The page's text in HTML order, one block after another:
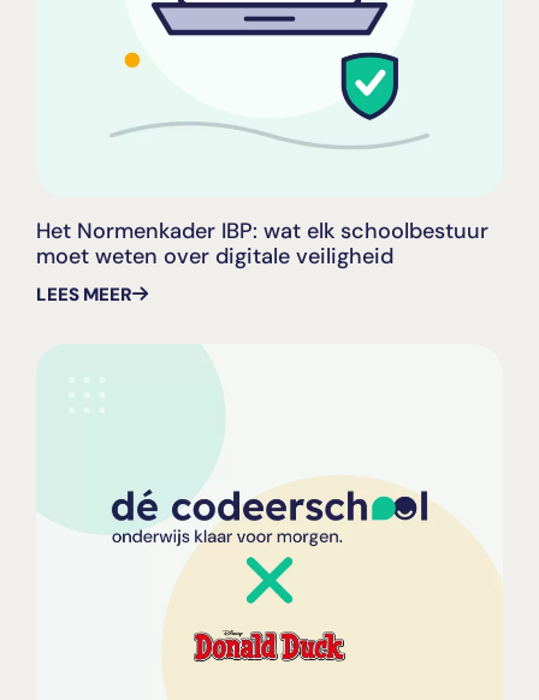
Het Normenkader IBP: wat elk schoolbestuur
moet weten over digitale veiligheid
LEES MEER